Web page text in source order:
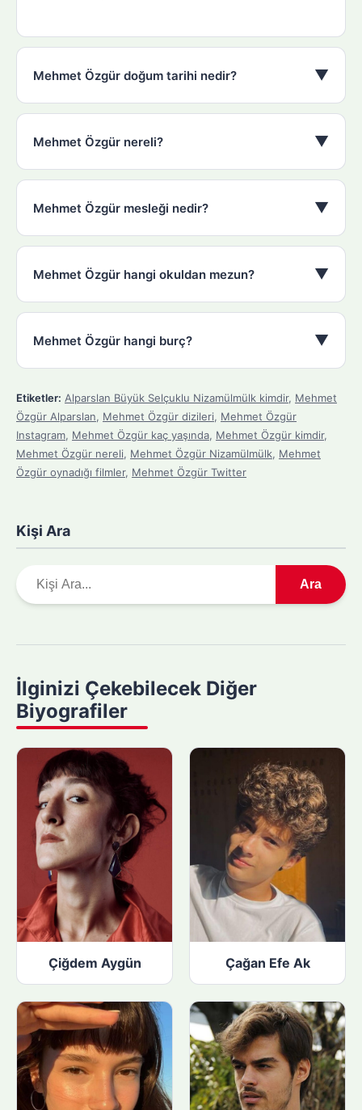
Mehmet Özgür doğum tarihi nedir? ▼
Mehmet Özgür nereli? ▼
Mehmet Özgür mesleği nedir? ▼
Mehmet Özgür hangi okuldan mezun? ▼
Mehmet Özgür hangi burç? ▼
Etiketler: Alparslan Büyük Selçuklu Nizamülmülk kimdir, Mehmet
Özgür Alparslan, Mehmet Özgür dizileri, Mehmet Özgür
Instagram, Mehmet Özgür kaç yaşında, Mehmet Özgür kimdir,
Mehmet Özgür nereli, Mehmet Özgür Nizamülmülk, Mehmet
Özgür oynadığı filmler, Mehmet Özgür Twitter
Kişi Ara
r
y
a
p
n
Ara
İlginizi Çekebilecek Diğer
Biyografiler
Çiğdem Aygün Çağan Efe Ak